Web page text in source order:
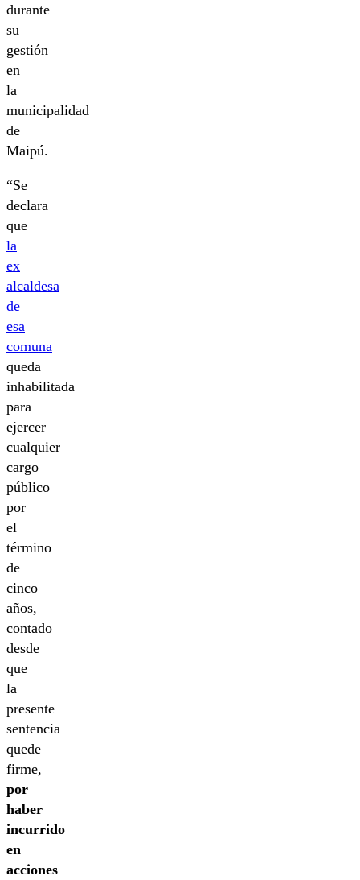
durante
su
gestión
en
la
municipalidad
de
Maipú.
“Se
declara
que
la
ex
alcaldesa
de
esa
comuna
queda
inhabilitada
para
ejercer
cualquier
cargo
público
por
el
término
de
cinco
años,
contado
desde
que
la
presente
sentencia
quede
firme,
por
haber
incurrido
en
acciones